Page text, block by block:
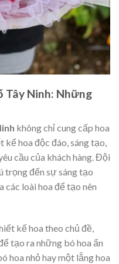
Tây Ninh: Những
không chỉ cung cấp hoa
hoa độc đáo, sáng tạo,
cầu của khách hàng. Đội
trọng đến sự sáng tạo
loài hoa để tạo nên
kế hoa theo chủ đề,
tạo ra những bó hoa ấn
hoa nhỏ hay một lẵng hoa